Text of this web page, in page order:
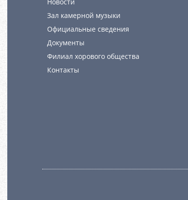
Зал камерной музыки
Официальные сведения
Документы
Филиал хорового общества
Контакты